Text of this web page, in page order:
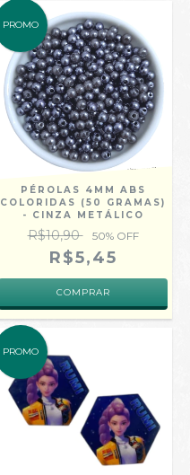
PROMO
PÉROLAS 4MM ABS
COLORIDAS (50 GRAMAS)
- CINZA METÁLICO
R$10,90 50% OFF
R$5,45
PROMO